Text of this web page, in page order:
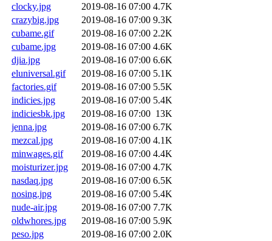
clocky.jpg
2019-08-16 07:00 4.7K
crazybig.jpg
2019-08-16 07:00 9.3K
cubame.gif
2019-08-16 07:00 2.2K
cubame.jpg
2019-08-16 07:00 4.6K
djia.jpg
2019-08-16 07:00 6.6K
eluniversal.gif
2019-08-16 07:00 5.1K
factories.gif
2019-08-16 07:00 5.5K
indicies.jpg
2019-08-16 07:00 5.4K
indiciesbk.jpg
2019-08-16 07:00 13K
jenna.jpg
2019-08-16 07:00 6.7K
mezcal.jpg
2019-08-16 07:00 4.1K
minwages.gif
2019-08-16 07:00 4.4K
moisturizer.jpg
2019-08-16 07:00 4.7K
nasdaq.jpg
2019-08-16 07:00 6.5K
nosing.jpg
2019-08-16 07:00 5.4K
nude-air.jpg
2019-08-16 07:00 7.7K
oldwhores.jpg
2019-08-16 07:00 5.9K
peso.jpg
2019-08-16 07:00 2.0K